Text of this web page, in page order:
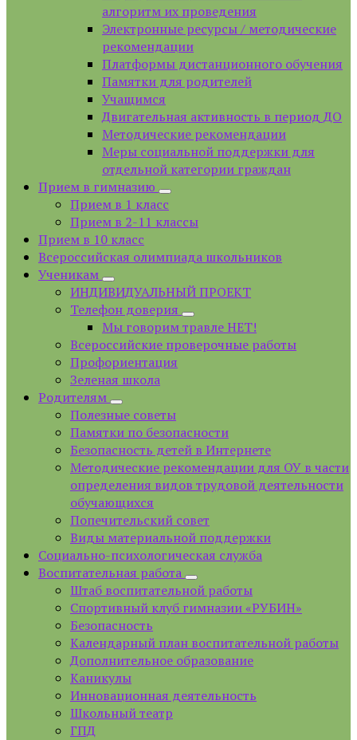
алгоритм их проведения
Электронные ресурсы / методические
рекомендации
Платформы дистанционного обучения
Памятки для родителей
Учащимся
Двигательная активность в период ДО
Методические рекомендации
Меры социальной поддержки для
отдельной категории граждан
Прием в гимназию
Прием в 1 класс
Прием в 2-11 классы
Прием в 10 класс
Всероссийская олимпиада школьников
Ученикам
ИНДИВИДУАЛЬНЫЙ ПРОЕКТ
Телефон доверия
Мы говорим травле НЕТ!
Всероссийские проверочные работы
Профориентация
Зеленая школа
Родителям
Полезные советы
Памятки по безопасности
Безопасность детей в Интернете
Методические рекомендации для ОУ в части
определения видов трудовой деятельности
обучающихся
Попечительский совет
Виды материальной поддержки
Социально-психологическая служба
Воспитательная работа
Штаб воспитательной работы
Спортивный клуб гимназии «РУБИН»
Безопасность
Календарный план воспитательной работы
Дополнительное образование
Каникулы
Инновационная деятельность
Школьный театр
ГПД